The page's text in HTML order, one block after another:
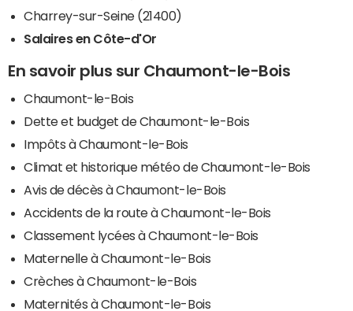
Charrey-sur-Seine (21400)
Salaires en Côte-d'Or
En savoir plus sur Chaumont-le-Bois
Chaumont-le-Bois
Dette et budget de Chaumont-le-Bois
Impôts à Chaumont-le-Bois
Climat et historique météo de Chaumont-le-Bois
Avis de décès à Chaumont-le-Bois
Accidents de la route à Chaumont-le-Bois
Classement lycées à Chaumont-le-Bois
Maternelle à Chaumont-le-Bois
Crèches à Chaumont-le-Bois
Maternités à Chaumont-le-Bois